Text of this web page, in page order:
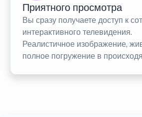
Приятного просмотра
Вы сразу получаете доступ к
интерактивного телевидения.
Реалистичное изображение,
полное погружение в